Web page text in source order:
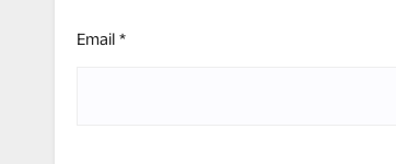
Email*